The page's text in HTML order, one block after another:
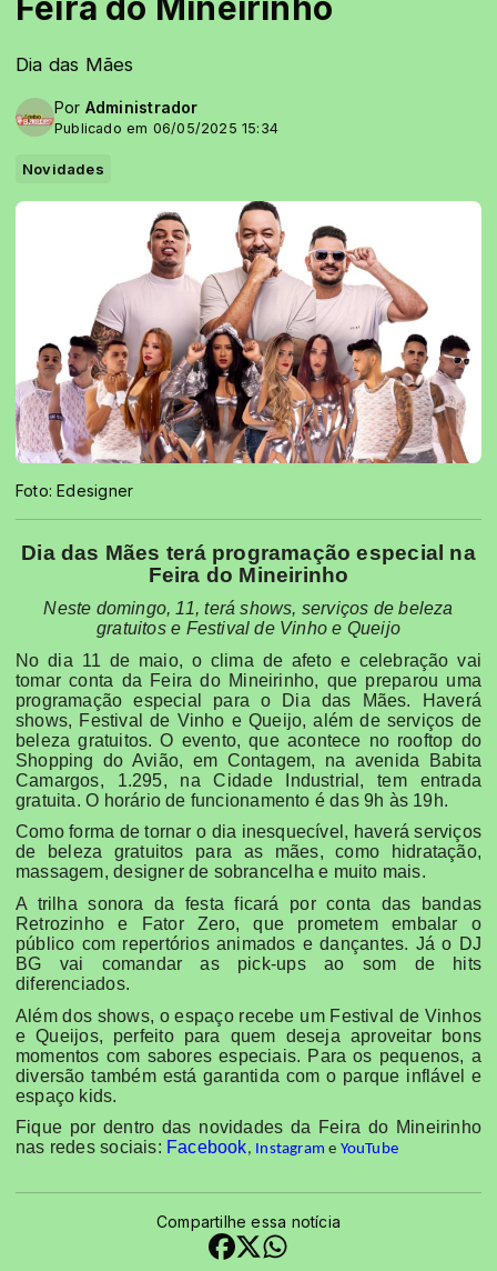
Dia das Mães
Por Administrador
Publicado em 06/05/2025 15:34
Novidades
Foto: Edesigner
Dia das Mães terá programação especial na
Feira do Mineirinho
Neste domingo, 11, terá shows, serviços de beleza
gratuitos e Festival de Vinho e Queijo
No dia 11 de maio, o clima de afeto e celebração vai
tomar conta da Feira do Mineirinho, que preparou uma
programação especial para o Dia das Mães. Haverá
shows, Festival de Vinho e Queijo, além de serviços de
beleza gratuitos. O evento, que acontece no rooftop do
Shopping do Avião, em Contagem, na avenida Babita
Camargos, 1.295, na Cidade Industrial, tem entrada
gratuita. O horário de funcionamento é das 9h às 19h.
Como forma de tornar o dia inesquecível, haverá serviços
de beleza gratuitos para as mães, como hidratação,
massagem, designer de sobrancelha e muito mais.
A trilha sonora da festa ficará por conta das bandas
Retrozinho e Fator Zero, que prometem embalar o
público com repertórios animados e dançantes. Já o DJ
BG vai comandar as pick-ups ao som de hits
diferenciados.
Além dos shows, o espaço recebe um Festival de Vinhos
e Queijos, perfeito para quem deseja aproveitar bons
momentos com sabores especiais. Para os pequenos, a
diversão também está garantida com o parque inflável e
espaço kids.
Fique por dentro das novidades da Feira do Mineirinho
nas redes sociais: Facebook, Instagram e YouTube
Compartilhe essa notícia